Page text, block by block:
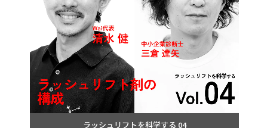
ラッシュリフトを科学する 04